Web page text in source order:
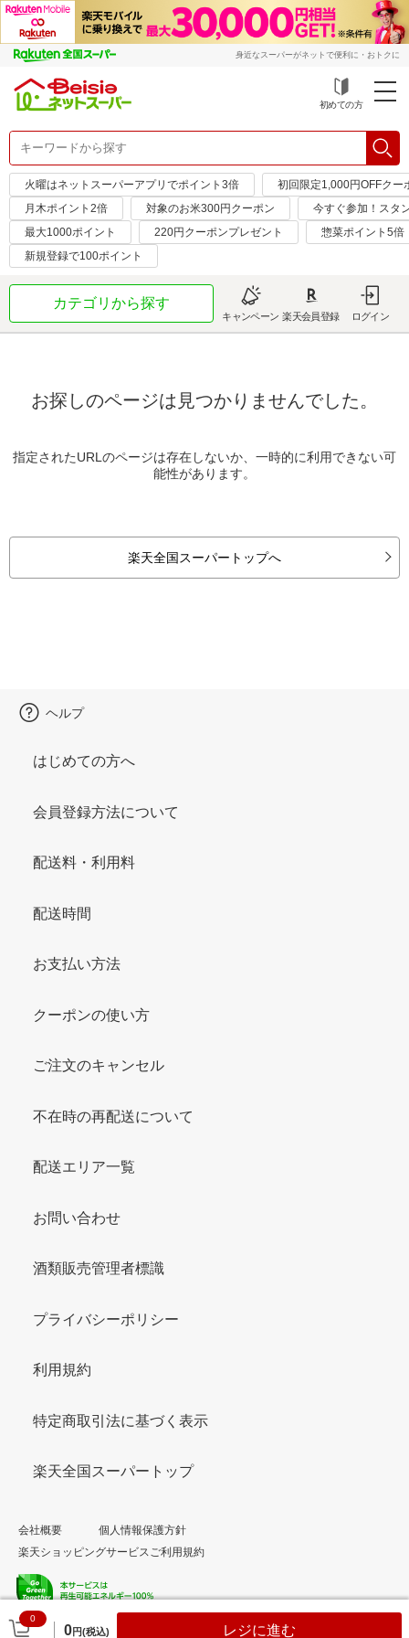
身近なスーパーがネットで便利に・おトクに
初めての方
火曜はネットスーパーアプリでポイント3倍
初回限定1,000円OFFクー
月木ポイント2倍
対象のお米300円クーポン
今すぐ参加！スタ
最大1000ポイント
220円クーポンプレゼント
惣菜ポイント5倍
新規登録で100ポイント
カテゴリから探す
キャンペーン 楽天会員登録 ログイン
お探しのページは見つかりませんでした。
指定されたURLのページは存在しないか、一時的に利用できない可
能性があります。
楽天全国スーパートップへ
0
0円(税込) レジに進む
ヘルプ
はじめての方へ
会員登録方法について
配送料・利用料
配送時間
お支払い方法
クーポンの使い方
ご注文のキャンセル
不在時の再配送について
配送エリア一覧
お問い合わせ
酒類販売管理者標識
プライバシーポリシー
利用規約
特定商取引法に基づく表示
楽天全国スーパートップ
会社概要
個人情報保護方針
楽天ショッピングサービスご利用規約
© Rakuten Group, Inc.